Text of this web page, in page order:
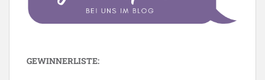
GEWINNERLISTE: